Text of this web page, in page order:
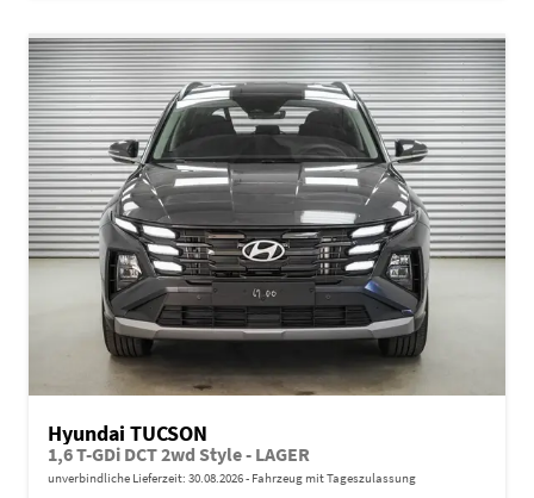
Hyundai TUCSON
1,6 T-GDi DCT 2wd Style - LAGER
unverbindliche Lieferzeit: 30.08.2026 Fahrzeug mit Tageszulassung